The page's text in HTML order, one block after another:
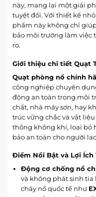
này, mang lại một giải
tuyệt đối. Với thiết kế
phẩm này không chỉ
bảo môi trường làm việc
ro.
Giới thiệu chi tiết Quạt
Quạt phòng nổ chính
công nghiệp chuyên
động an toàn trong môi
chất, nhà máy sơn, hay
trúc vững chắc và vật
thông không khí, loại bỏ
bảo an toàn cho người
Điểm Nổi Bật và Lợi Ích
Động cơ chống nổ
và không phát sinh
cháy nổ quốc tế như